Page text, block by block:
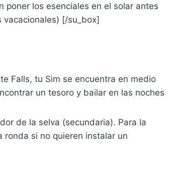
poner los esenciales en el solar antes
vacacionales) [/su_box]
Falls, tu Sim se encuentra en medio
un tesoro y bailar en las noches
de la selva (secundaria). Para la
ronda si no quieren instalar un